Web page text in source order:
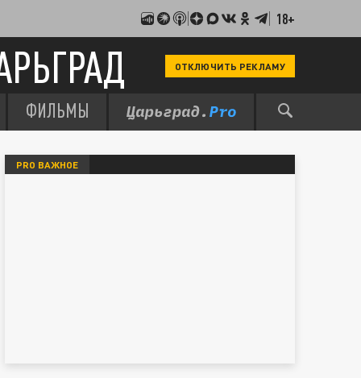
18+
ОТКЛЮЧИТЬ РЕКЛАМУ
ФИЛЬМЫ
PRO ВАЖНОЕ